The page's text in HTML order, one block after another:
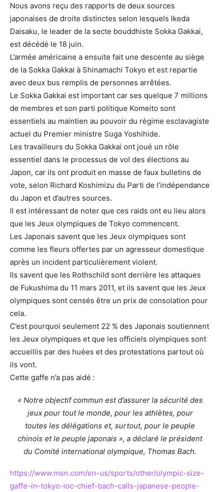
Nous avons reçu des rapports de deux sources
japonaises de droite distinctes selon lesquels Ikeda
Daisaku, le leader de la secte bouddhiste Sokka Gakkai,
est décédé le 18 juin.
L’armée américaine a ensuite fait une descente au siège
de la Sokka Gakkai à Shinamachi Tokyo et est repartie
avec deux bus remplis de personnes arrêtées.
Le Sokka Gakkai est important car ses quelque 7 millions
de membres et son parti politique Komeito sont
essentiels au maintien au pouvoir du régime esclavagiste
actuel du Premier ministre Suga Yoshihide.
Les travailleurs du Sokka Gakkai ont joué un rôle
essentiel dans le processus de vol des élections au
Japon, car ils ont produit en masse de faux bulletins de
vote, selon Richard Koshimizu du Parti de l’indépendance
du Japon et d’autres sources.
Il est intéressant de noter que ces raids ont eu lieu alors
que les Jeux olympiques de Tokyo commencent.
Les Japonais savent que les Jeux olympiques sont
comme les fleurs offertes par un agresseur domestique
après un incident particulièrement violent.
Ils savent que les Rothschild sont derrière les attaques
de Fukushima du 11 mars 2011, et ils savent que les Jeux
olympiques sont censés être un prix de consolation pour
cela.
C’est pourquoi seulement 22 % des Japonais soutiennent
les Jeux olympiques et que les officiels olympiques sont
accueillis par des huées et des protestations partout où
ils vont.
Cette gaffe n’a pas aidé :
« Notre objectif commun est d’assurer la sécurité des
jeux pour tout le monde, pour les athlètes, pour
toutes les délégations et, surtout, pour le peuple
chinois et le peuple japonais », a déclaré le président
du Comité international olympique, Thomas Bach.
https://www.msn.com/en-us/sports/other/olympic-size-
gaffe-in-tokyo-ioc-chief-bach-calls-japanese-people-